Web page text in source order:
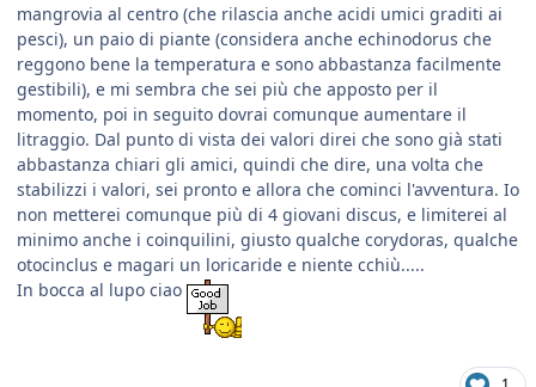
mangrovia al centro (che rilascia anche acidi umici graditi ai
pesci), un paio di piante (considera anche echinodorus che
reggono bene la temperatura e sono abbastanza facilmente
gestibili), e mi sembra che sei più che apposto per il
momento, poi in seguito dovrai comunque aumentare il
litraggio. Dal punto di vista dei valori direi che sono già stati
abbastanza chiari gli amici, quindi che dire, una volta che
stabilizzi i valori, sei pronto e allora che cominci l'avventura. Io
non metterei comunque più di 4 giovani discus, e limiterei al
minimo anche i coinquilini, giusto qualche corydoras, qualche
otocinclus e magari un loricaride e niente cchiù.....
In bocca al lupo ciao